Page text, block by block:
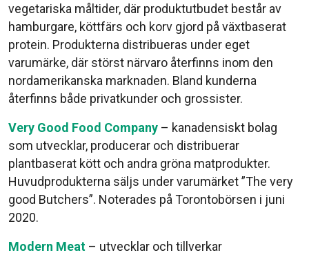
vegetariska måltider, där produktutbudet består av
hamburgare, köttfärs och korv gjord på växtbaserat
protein. Produkterna distribueras under eget
varumärke, där störst närvaro återfinns inom den
nordamerikanska marknaden. Bland kunderna
återfinns både privatkunder och grossister.
Very Good Food Company – kanadensiskt bolag
som utvecklar, producerar och distribuerar
plantbaserat kött och andra gröna matprodukter.
Huvudprodukterna säljs under varumärket ”The very
good Butchers”. Noterades på Torontobörsen i juni
2020.
Modern Meat – utvecklar och tillverkar